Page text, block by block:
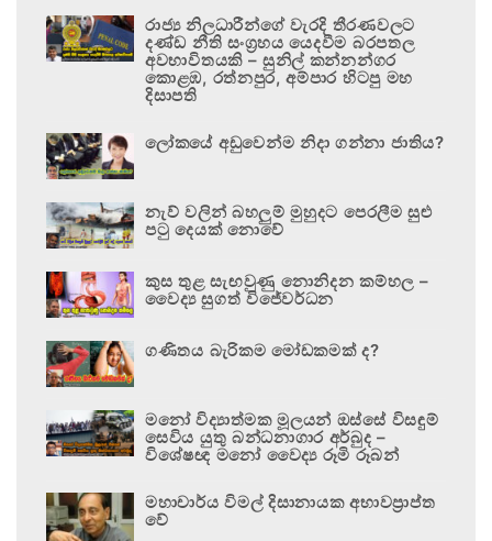
රාජ්‍ය නිලධාරීන්ගේ වැරදි තීරණවලට
දණ්ඩ නීති සංග්‍රහය යෙදවීම බරපතල
අවභාවිතයකි – සුනිල් කන්නන්ගර
කොළඹ, රත්නපුර, අම්පාර හිටපු මහ
දිසාපති
ලෝකයේ අඩුවෙන්ම නිදා ගන්නා ජාතිය?
නැව් වලින් බහලුම් මුහුදට පෙරලීම සුළු
පටු දෙයක් නොවේ
කුස තුළ සැඟවුණු නොනිදන කම්හල –
වෛද්‍ය සුගත් විජේවර්ධන
ගණිතය බැරිකම මෝඩකමක් ද?
මනෝ විද්‍යාත්මක මූලයන් ඔස්සේ විසඳුම්
සෙවිය යුතු බන්ධනාගාර අර්බුද –
විශේෂඥ මනෝ වෛද්‍ය රූමි රූබන්
මහාචාර්ය විමල් දිසානායක අභාවප්‍රාප්ත
වේ